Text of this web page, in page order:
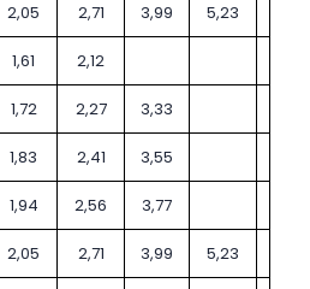
2,05 2,71 3,99 5,23
1,61 2,12
1,72 2,27 3,33
1,83 2,41 3,55
1,94 2,56 3,77
2,05 2,71 3,99 5,23